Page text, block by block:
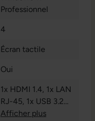
Professionnel
4
Écran tactile
Oui
1x HDMI 1.4, 1x LAN
RJ-45, 1x USB 3.2
Gen 2 Typ-C
Afficher plus